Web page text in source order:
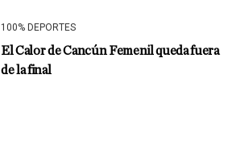
100% DEPORTES
El Calor de Cancún Femenil queda fuera
de la final